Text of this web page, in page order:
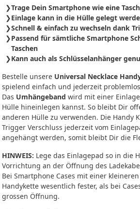
Trage Dein Smartphone wie eine
Einlage kann in die Hülle gelegt
Schnell & einfach zu wechseln dank
Passend für sämtliche Smartphone
Taschen
Kann auch als Schlüsselanhänger
Bestelle unsere Universal Necklace
spielend einfach und jederzeit
Das Umhängeband wird mit einer
Hülle hineinlegen kannst. So bleibt Dir
anderen Hülle zu verwenden. Die Handy
Trigger Verschluss jederzeit vom
angehängt werden, somit bleibt Dir die
HINWEIS: Lege das Einlagepad so in die
Vorrichtung an der Öffnung des
Bei Smartphone Cases mit einer
Handykette wesentlich fester, als bei
grossen Öffnung.